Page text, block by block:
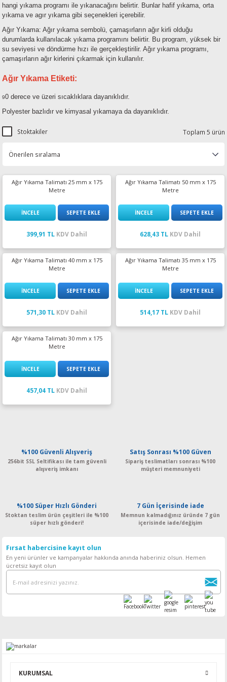
Ribon
CP
Pro
hangi yıkama programı ile yıkanacağını belirtir. Bunlar hafif yıkama, orta
yıkama ve agır yıkama gibi seçenekleri içerebilir.
Ağır Yıkama: Ağır yıkama sembolü, çamaşırların ağır kirli olduğu
durumlarda kullanılacak yıkama programını belirtir. Bu program, yüksek bir
su seviyesi ve döndürme hızı ile gerçekleştirilir. Ağır yıkama programı,
çamaşırların ağır kirlerini çıkarmak için kullanılır.
Ağır Yıkama Etiketi:
90 derece ve üzeri sıcaklıklara dayanıklıdır.
Polyester bazlıdır ve kimyasal yıkamaya da dayanıklıdır.
Stoktakiler Toplam 5 ürün
Ağır Yıkama Talimatı 25 mm x 175
Metre
İNCELE SEPETE EKLE
399,91 TL KDV Dahil
Ağır Yıkama Talimatı 50 mm x 175
Metre
İNCELE SEPETE EKLE
628,43 TL KDV Dahil
Ağır Yıkama Talimatı 40 mm x 175
Metre
İNCELE SEPETE EKLE
571,30 TL KDV Dahil
Ağır Yıkama Talimatı 35 mm x 175
Metre
İNCELE SEPETE EKLE
514,17 TL KDV Dahil
Ağır Yıkama Talimatı 30 mm x 175
Metre
İNCELE SEPETE EKLE
457,04 TL KDV Dahil
%100 Güvenli Alışveriş
256bit SSL Seltifikası ile tam güvenli
alışveriş imkanı
Satış Sonrası %100 Güven
Sipariş teslimatları sonrası %100
müşteri memnuniyeti
%100 Süper Hızlı Gönderi
Stoktan teslim ürün çeşitleri ile %100
süper hızlı gönderi!
7 Gün İçerisinde iade
Memnun kalmadığınız üründe 7 gün
içerisinde iade/değişim
Fırsat habercisine kayıt olun
En yeni ürünler ve kampanyalar hakkında anında haberiniz olsun. Hemen
ücretsiz kayıt olun
KURUMSAL